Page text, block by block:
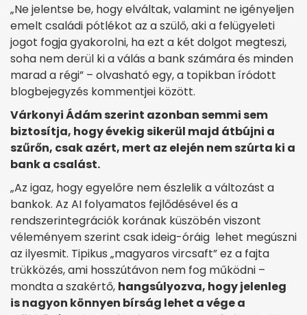
„Ne jelentse be, hogy elváltak, valamint ne igényeljen
emelt családi pótlékot az a szülő, aki a felügyeleti
jogot fogja gyakorolni, ha ezt a két dolgot megteszi,
soha nem derül ki a válás a bank számára és minden
marad a régi” – olvasható egy, a topikban íródott
blogbejegyzés kommentjei között.
Várkonyi Ádám szerint azonban semmi sem
biztosítja, hogy évekig sikerül majd átbújni a
szűrőn, csak azért, mert az elején nem szúrta ki a
bank a csalást.
„Az igaz, hogy egyelőre nem észlelik a változást a
bankok. Az AI folyamatos fejlődésével és a
rendszerintegrációk korának küszöbén viszont
véleményem szerint csak ideig-óráig lehet megúszni
az ilyesmit. Tipikus „magyaros vircsaft” ez a fajta
trükközés, ami hosszútávon nem fog működni –
mondta a szakértő, hangsúlyozva, hogy jelenleg
is nagyon könnyen bírság lehet a vége a